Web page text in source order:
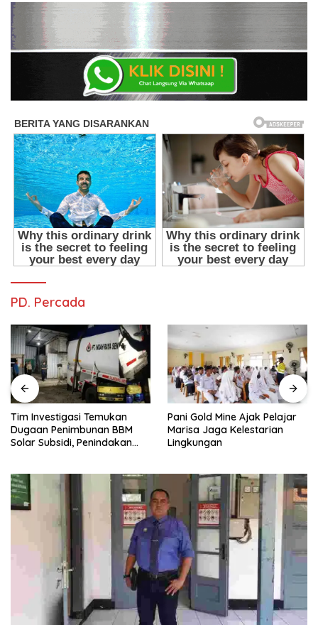
PD. Percada
Tim Investigasi Temukan
Dugaan Penimbunan BBM
Solar Subsidi, Penindakan
Pani Gold Mine Ajak Pelajar
Marisa Jaga Kelestarian
Lingkungan